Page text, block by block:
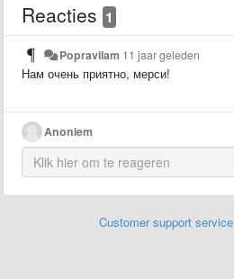
Reacties 1
Popravilam 11 jaar geleden
Нам очень приятно, мерси!
Anoniem
Customer support service